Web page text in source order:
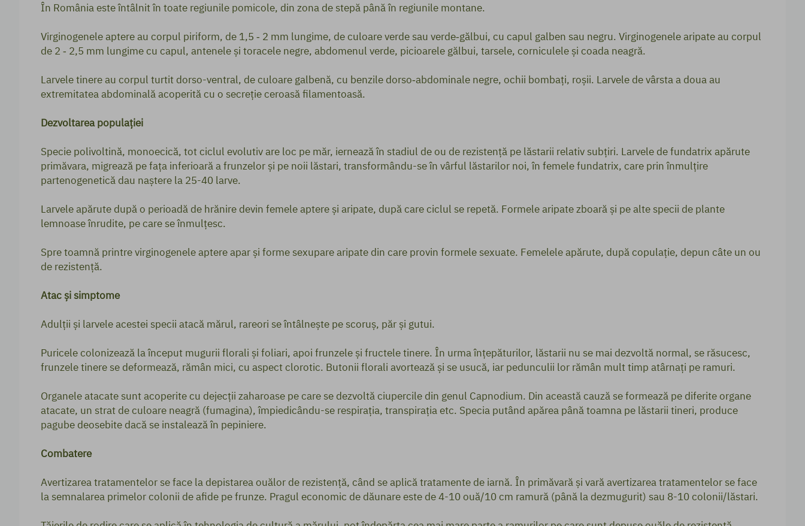
În România este întâlnit în toate regiunile pomicole, din zona de stepă până în regiunile montane.
Virginogenele aptere au corpul piriform, de 1,5 ‑ 2 mm lungime, de culoare verde sau verde‑gălbui, cu capul galben sau negru. Virginogenele aripate au corpul
de 2 ‑ 2,5 mm lungime cu capul, antenele şi toracele negre, abdomenul verde, picioarele gălbui, tarsele, corniculele şi coada neagră.
Larvele tinere au corpul turtit dorso-ventral, de culoare galbenă, cu benzile dorso‑abdominale negre, ochii bombaţi, roşii. Larvele de vârsta a doua au
extremitatea abdominală acoperită cu o secreţie ceroasă filamentoasă.
Dezvoltarea populației
Specie polivoltină, monoecică, tot ciclul evolutiv are loc pe măr, iernează în stadiul de ou de rezistenţă pe lăstarii relativ subţiri. Larvele de fundatrix apărute
primăvara, migrează pe faţa inferioară a frunzelor şi pe noii lăstari, transformându-se în vârful lăstarilor noi, în femele fundatrix, care prin înmulţire
partenogenetică dau naştere la 25-40 larve.
Larvele apărute după o perioadă de hrănire devin femele aptere şi aripate, după care ciclul se repetă. Formele aripate zboară şi pe alte specii de plante
lemnoase înrudite, pe care se înmulţesc.
Spre toamnă printre virginogenele aptere apar şi forme sexupare aripate din care provin formele sexuate. Femelele apărute, după copulaţie, depun câte un ou
de rezistenţă.
Atac și simptome
Adulţii şi larvele acestei specii atacă mărul, rareori se întâlneşte pe scoruş, păr şi gutui.
Puricele colonizează la început mugurii florali şi foliari, apoi frunzele şi fructele ti­nere. În urma înţepăturilor, lăstarii nu se mai dezvoltă normal, se răsucesc,
frunzele tinere se deformează, rămân mici, cu aspect clorotic. Butonii florali avortează şi se usucă, iar pedunculii lor rămân mult timp atârnaţi pe ramuri.
Organele atacate sunt acoperite cu dejecţii zaharoase pe care se dezvoltă ciupercile din genul Capnodium. Din această cauză se formează pe diferite organe
atacate, un strat de culoare neagră (fumagina), împiedicându-se respiraţia, transpiraţia etc. Specia putând apărea până toamna pe lăstarii tineri, produce
pagube deosebite dacă se instalează în pepiniere.
Combatere
Avertizarea tratamentelor se face la depistarea ouălor de rezistenţă, când se aplică tratamente de iarnă. În primăvară şi vară avertizarea tratamentelor se face
la semnalarea primelor colonii de afide pe frunze. Pragul economic de dăunare este de 4-10 ouă/10 cm ramură (până la dezmugurit) sau 8-10 colonii/lăstari.